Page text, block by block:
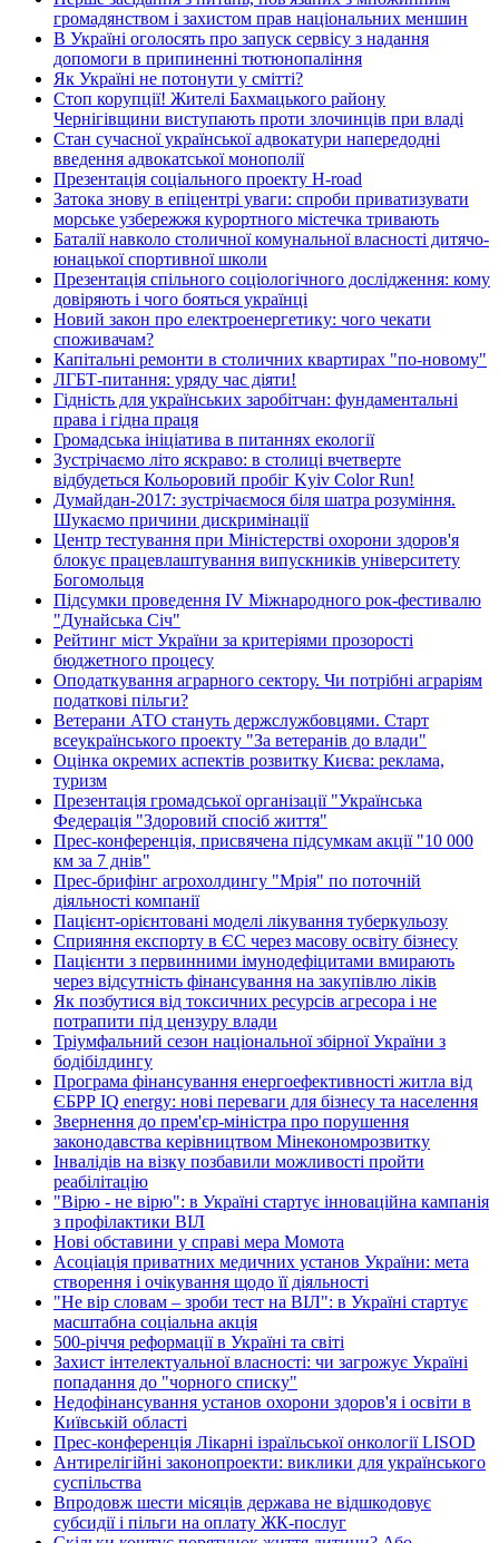
громадянством і захистом прав національних меншин
В Україні оголосять про запуск сервісу з надання
допомоги в припиненні тютюнопаління
Як Україні не потонути у смітті?
Стоп корупції! Жителі Бахмацького району
Чернігівщини виступають проти злочинців при владі
Стан сучасної української адвокатури напередодні
введення адвокатської монополії
Презентація соціального проекту H-road
Затока знову в епіцентрі уваги: спроби приватизувати
морське узбережжя курортного містечка тривають
Баталії навколо столичної комунальної власності дитячо-
юнацької спортивної школи
Презентація спільного соціологічного дослідження: кому
довіряють і чого бояться українці
Новий закон про електроенергетику: чого чекати
споживачам?
Капітальні ремонти в столичних квартирах "по-новому"
ЛГБТ-питання: уряду час діяти!
Гідність для українських заробітчан: фундаментальні
права і гідна праця
Громадська ініціатива в питаннях екології
Зустрічаємо літо яскраво: в столиці вчетверте
відбудеться Кольоровий пробіг Kyiv Color Run!
Думайдан-2017: зустрічаємося біля шатра розуміння.
Шукаємо причини дискримінації
Центр тестування при Міністерстві охорони здоров'я
блокує працевлаштування випускників університету
Богомольця
Підсумки проведення IV Міжнародного рок-фестивалю
"Дунайська Січ"
Рейтинг міст України за критеріями прозорості
бюджетного процесу
Оподаткування аграрного сектору. Чи потрібні аграріям
податкові пільги?
Ветерани АТО стануть держслужбовцями. Старт
всеукраїнського проекту "За ветеранів до влади"
Оцінка окремих аспектів розвитку Києва: реклама,
туризм
Презентація громадської організації "Українська
Федерація "Здоровий спосіб життя"
Прес-конференція, присвячена підсумкам акції "10 000
км за 7 днів"
Прес-брифінг агрохолдингу "Мрія" по поточній
діяльності компанії
Пацієнт-орієнтовані моделі лікування туберкульозу
Сприяння експорту в ЄС через масову освіту бізнесу
Пацієнти з первинними імунодефіцитами вмирають
через відсутність фінансування на закупівлю ліків
Як позбутися від токсичних ресурсів агресора і не
потрапити під цензуру влади
Тріумфальний сезон національної збірної України з
бодібілдингу
Програма фінансування енергоефективності житла від
ЄБРР IQ energy: нові переваги для бізнесу та населення
Звернення до прем'єр-міністра про порушення
законодавства керівництвом Мінекономрозвитку
Інвалідів на візку позбавили можливості пройти
реабілітацію
"Вірю - не вірю": в Україні стартує інноваційна кампанія
з профілактики ВІЛ
Нові обставини у справі мера Момота
Асоціація приватних медичних установ України: мета
створення і очікування щодо її діяльності
"Не вір словам – зроби тест на ВІЛ": в Україні стартує
масштабна соціальна акція
500-річчя реформації в Україні та світі
Захист інтелектуальної власності: чи загрожує Україні
попадання до "чорного списку"
Недофінансування установ охорони здоров'я і освіти в
Київській області
Прес-конференція Лікарні ізраїльської онкології LISOD
Антирелігійні законопроекти: виклики для українського
суспільства
Впродовж шести місяців держава не відшкодовує
субсидії і пільги на оплату ЖК-послуг